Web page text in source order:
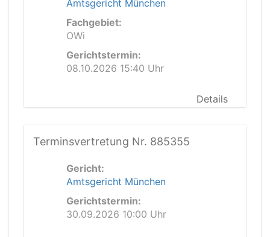
Amtsgericht München
Fachgebiet:
OWi
Gerichtstermin:
08.10.2026 15:40 Uhr
Details
Terminsvertretung Nr. 885355
Gericht:
Amtsgericht München
Gerichtstermin:
30.09.2026 10:00 Uhr